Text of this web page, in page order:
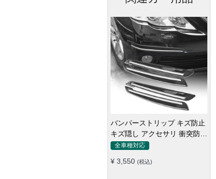
ドアハンドル プロテクター ド
アノブカバー ドア ガイド 傷
防止透明シール カバー ステッ
ード 保護 外装 シール
全車種対応
¥ 1,920 (税込)